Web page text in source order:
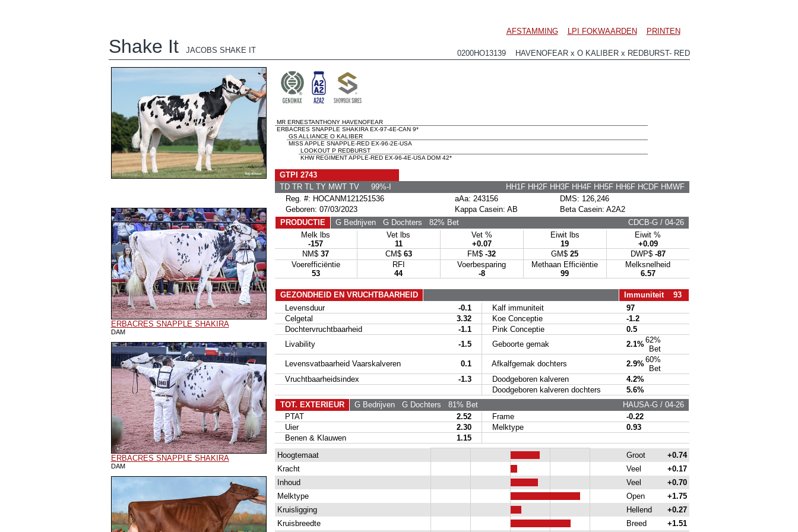
AFSTAMMING LPI FOKWAARDEN PRINTEN
Shake It JACOBS SHAKE IT 0200HO13139 HAVENOFEAR x O KALIBER x REDBURST- RED
ERBACRES SNAPPLE SHAKIRA
DAM
ERBACRES SNAPPLE SHAKIRA
DAM
MR ERNESTANTHONY HAVENOFEAR
ERBACRES SNAPPLE SHAKIRA EX-97-4E-CAN 9*
GS ALLIANCE O KALIBER
MISS APPLE SNAPPLE-RED EX-96-2E-USA
LOOKOUT P REDBURST
KHW REGIMENT APPLE-RED EX-96-4E-USA DOM 42*
GTPI 2743
TD TR TL TY MWT TV 99%-I
HH1F HH2F HH3F HH4F HH5F HH6F HCDF HMWF
Reg. #: HOCANM121251536
aAa: 243156
DMS: 126,246
Geboren: 07/03/2023
Kappa Casein: AB
Beta Casein: A2A2
PRODUCTIE
G BedrijvenG Dochters 82% Bet
CDCB-G / 04-26
Melk lbs
-157
Vet lbs
11
Vet %
+0.07
Eiwit lbs
19
Eiwit %
+0.09
NM$ 37 CM$ 63 FM$ -32 GM$ 25 DWP$ -87
Voerefficiëntie
53
RFI
44
Voerbesparing
-8
Methaan Efficiëntie
99
Melksnelheid
6.57
GEZONDHEID EN VRUCHTBAARHEID
Immuniteit 93
Levensduur
-0.1 Kalf immuniteit
97
Celgetal
3.32 Koe Conceptie
-1.2
Dochtervruchtbaarheid
-1.1 Pink Conceptie
0.5
Livability
-1.5 Geboorte gemak 2.1%62%
Bet
Levensvatbaarheid Vaarskalveren
0.1 Afkalfgemak dochters 2.9%60%
Bet
Vruchtbaarheidsindex
-1.3 Doodgeboren kalveren
4.2%
Doodgeboren kalveren dochters
5.6%
TOT. EXTERIEUR
G BedrijvenG Dochters 81% Bet
HAUSA-G / 04-26
PTAT
2.52 Frame
-0.22
Uier
2.30 Melktype
0.93
Benen & Klauwen
1.15
Hoogtemaat
Groot
+0.74
Kracht
Veel
+0.17
Inhoud
Veel
+0.70
Melktype
Open
+1.75
Kruisligging
Hellend
+0.27
Kruisbreedte
Breed +1.51